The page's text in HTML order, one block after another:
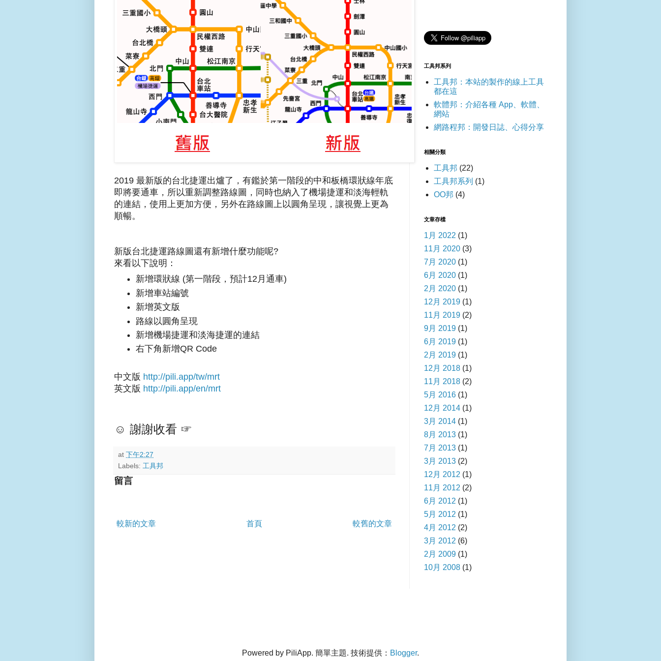
2019 最新版的台北捷運出爐了，有鑑於第一階段的中和板橋環狀線年底
即將要通車， 所以重新調整路線圖，同時也納入了機場捷運和淡海輕軌
的連結，使用上更加方便，另外在路線圖上以圓角呈現，讓視覺上更為
順暢。
新版台北捷運路線圖還有新增什麼功能呢?
來看以下說明：
新增環狀線 (第一階段，預計12月通車)
新增車站編號
新增英文版
路線以圓角呈現
新增機場捷運和淡海捷運的連結
右下角新增QR Code
中文版 http://pili.app/tw/mrt
英文版 http://pili.app/en/mrt
☺ 謝謝收看 ☞
at 下午2:27
Labels: 工具邦
留言
較新的文章 較舊的文章
首頁
工具邦系列
工具邦：本站的製作的線上工具
都在這
軟體邦：介紹各種 App、軟體、
網站
網路程邦：開發日誌、心得分享
相關分類
工具邦 (22)
工具邦系列 (1)
OO邦 (4)
文章存檔
1月 2022 (1)
11月 2020 (3)
7月 2020 (1)
6月 2020 (1)
2月 2020 (1)
12月 2019 (1)
11月 2019 (2)
9月 2019 (1)
6月 2019 (1)
2月 2019 (1)
12月 2018 (1)
11月 2018 (2)
5月 2016 (1)
12月 2014 (1)
3月 2014 (1)
8月 2013 (1)
7月 2013 (1)
3月 2013 (2)
12月 2012 (1)
11月 2012 (2)
6月 2012 (1)
5月 2012 (1)
4月 2012 (2)
3月 2012 (6)
2月 2009 (1)
10月 2008 (1)
Powered by PiliApp. 簡單主題. 技術提供： Blogger.